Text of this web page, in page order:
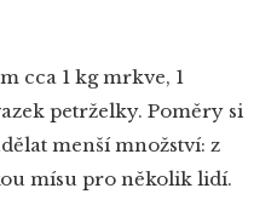
cca 1 kg mrkve, 1
petrželky. Poměry si
menší množství: z
mísu pro několik lidí.